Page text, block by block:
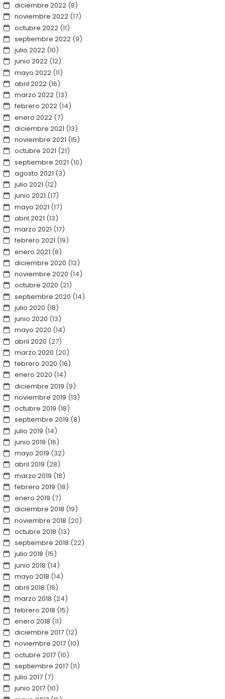
diciembre 2022(8)
noviembre 2022(17)
octubre 2022(11)
septiembre 2022(9)
julio 2022(10)
junio 2022(12)
mayo 2022(11)
abril 2022(16)
marzo 2022(13)
febrero 2022(14)
enero 2022(7)
diciembre 2021 (13)
noviembre 2021 (15)
octubre 2021 (21)
septiembre 2021 (10)
agosto 2021 (3)
julio 2021 (12)
junio 2021 (17)
mayo 2021 (17)
abril 2021 (13)
marzo 2021 (17)
febrero 2021 (19)
enero 2021 (8)
diciembre 2020 (13)
noviembre 2020 (14)
octubre 2020 (21)
septiembre 2020 (14)
julio 2020 (18)
junio 2020 (13)
mayo 2020 (14)
abril 2020 (27)
marzo 2020 (20)
febrero 2020 (16)
enero 2020 (14)
diciembre 2019 (9)
noviembre 2019 (13)
octubre 2019 (18)
septiembre 2019 (8)
julio 2019 (14)
junio 2019 (16)
mayo 2019 (32)
abril 2019 (28)
marzo 2019 (18)
febrero 2019 (18)
enero 2019 (7)
diciembre 2018 (19)
noviembre 2018 (20)
octubre 2018 (13)
septiembre 2018 (22)
julio 2018 (15)
junio 2018 (14)
mayo 2018 (14)
abril 2018 (16)
marzo 2018 (24)
febrero 2018 (15)
enero 2018 (11)
diciembre 2017(12)
noviembre 2017(10)
octubre 2017(10)
septiembre 2017(11)
julio 2017(7)
junio 2017(10)